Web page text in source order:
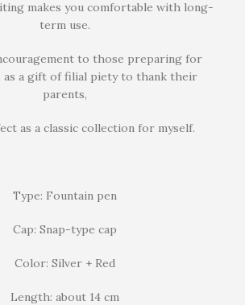
makes you comfortable with long-
term use.
to those preparing for
as a gift of filial piety to thank their
parents,
as a classic collection for myself.
Type: Fountain pen
Cap: Snap-type cap
Color: Silver + Red
Length: about 14 cm